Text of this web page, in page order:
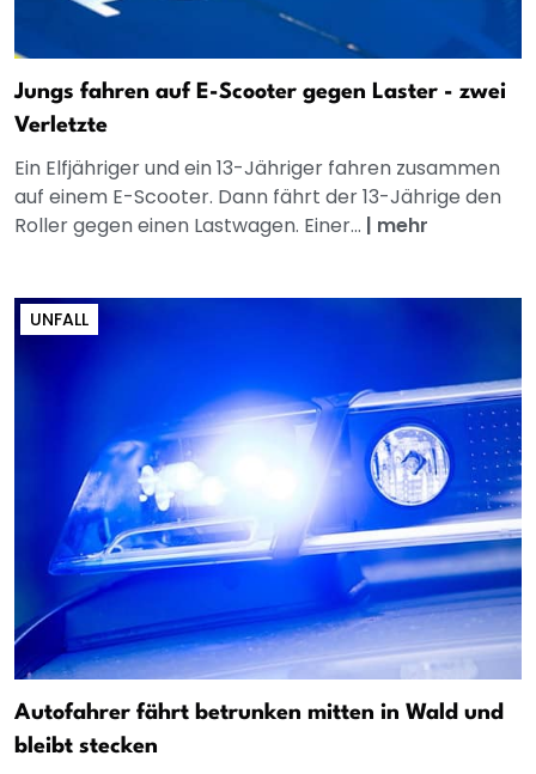
Jungs fahren auf E-Scooter gegen Laster - zwei
Verletzte
Ein Elfjähriger und ein 13-Jähriger fahren zusammen
auf einem E-Scooter. Dann fährt der 13-Jährige den
Roller gegen einen Lastwagen. Einer... | mehr
UNFALL
Autofahrer fährt betrunken mitten in Wald und
bleibt stecken